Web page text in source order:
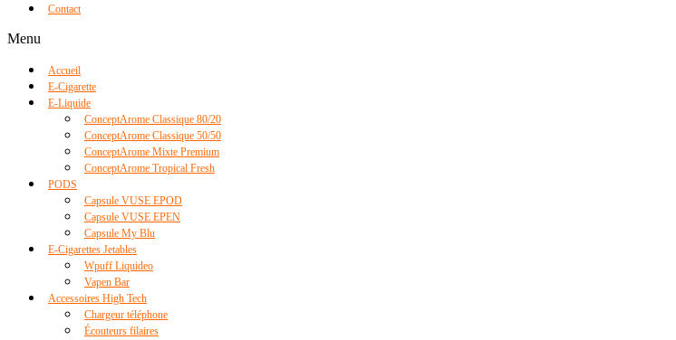
Contact
Menu
Accueil
E-Cigarette
E-Liquide
ConceptArome Classique 80/20
ConceptArome Classique 50/50
ConceptArome Mixte Premium
ConceptArome Tropical Fresh
PODS
Capsule VUSE EPOD
Capsule VUSE EPEN
Capsule My Blu
E-Cigarettes Jetables
Wpuff Liquideo
Vapen Bar
Accessoires High Tech
Chargeur téléphone
Écouteurs filaires